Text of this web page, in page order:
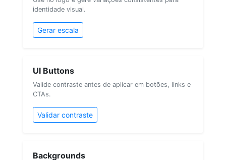
identidade visual.
Gerar escala
UI Buttons
Valide contraste antes de aplicar em botões, links e
CTAs.
Validar contraste
Backgrounds